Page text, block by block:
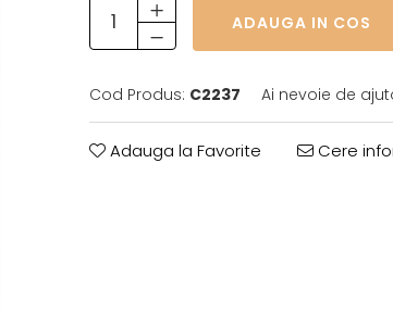
ADAUGA IN COS
Cod Produs: C2237 Ai nevoie de
Adauga la Favorite Cere